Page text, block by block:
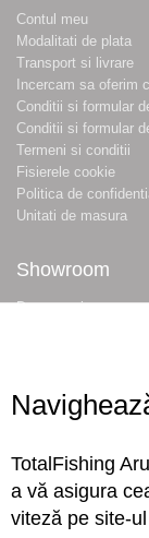
Contul meu
Modalitati de plata
Transport si livrare
Incercam sa oferim
Conditii si formular
Conditii si formular
Termeni si conditii
Fisierele cookie
Politica de
Unitati de masura
Showroom
Despre noi
Conecteaza-te
Sa ne cunoastem
TotalFishing
a vă asigura
viteză pe site-